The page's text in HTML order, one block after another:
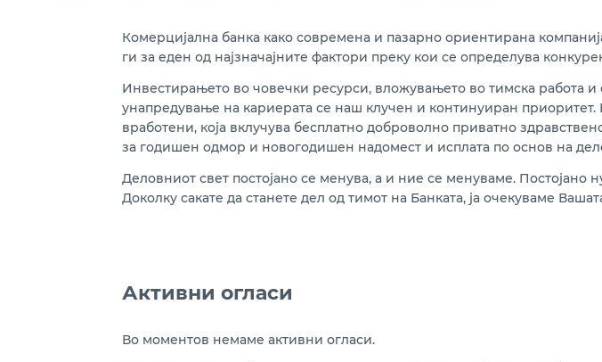
Комерцијална банка како современа и пазарно ориентирана
ги за еден од најзначајните фактори преку кои се определува
Инвестирањето во човечки ресурси, вложувањето во тимска работа и
унапредување на кариерата се наш клучен и континуиран
вработени, која вклучува бесплатно доброволно приватно
за годишен одмор и новогодишен надомест и исплата по основ на
Деловниот свет постојано се менува, а и ние се менуваме.
Доколку сакате да станете дел од тимот на Банката, ја очекуваме
Активни огласи
Во моментов немаме активни огласи.